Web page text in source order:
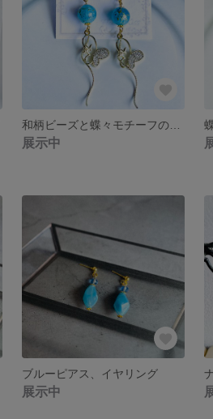
展示中
ブルーピアス、イヤリング
展示中